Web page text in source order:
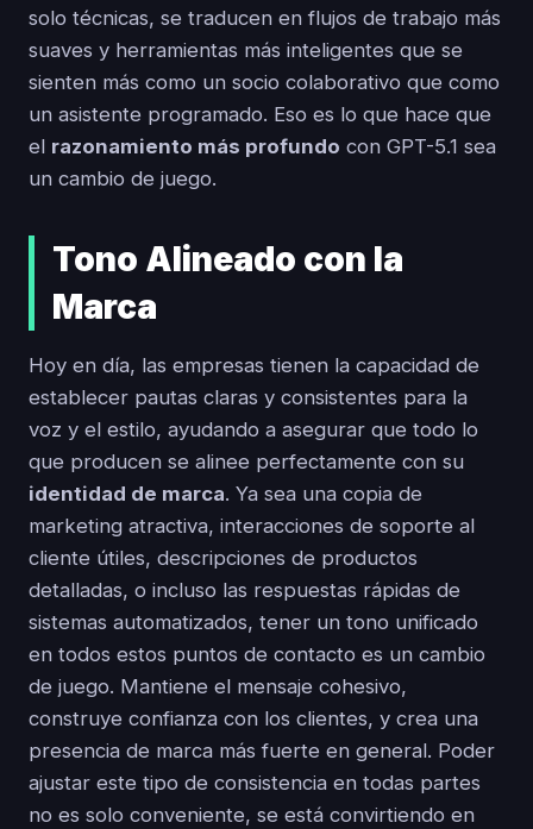
solo técnicas, se traducen en flujos de trabajo más
suaves y herramientas más inteligentes que se
sienten más como un socio colaborativo que como
un asistente programado. Eso es lo que hace que
el razonamiento más profundo con GPT-5.1 sea
un cambio de juego.
Tono Alineado con la
Marca
Hoy en día, las empresas tienen la capacidad de
establecer pautas claras y consistentes para la
voz y el estilo, ayudando a asegurar que todo lo
que producen se alinee perfectamente con su
identidad de marca. Ya sea una copia de
marketing atractiva, interacciones de soporte al
cliente útiles, descripciones de productos
detalladas, o incluso las respuestas rápidas de
sistemas automatizados, tener un tono unificado
en todos estos puntos de contacto es un cambio
de juego. Mantiene el mensaje cohesivo,
construye confianza con los clientes, y crea una
presencia de marca más fuerte en general. Poder
ajustar este tipo de consistencia en todas partes
no es solo conveniente, se está convirtiendo en